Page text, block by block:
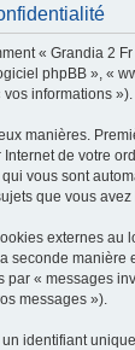
« Grandia 2
phpBB », «
informations »).
manières.
de votre
vous sont
que vous
externes
seconde manière
« messages
messages »).
identifiant